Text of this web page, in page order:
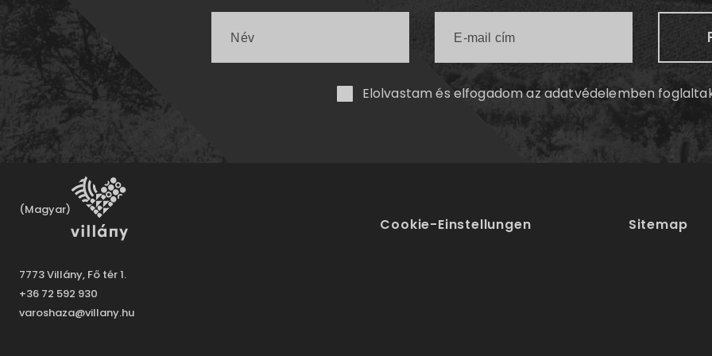
Elolvastam és elfogadom azadatvédelemben
(Magyar)
7773 Villány, Fő tér 1.
+36 72 592 930
varoshaza@villany.hu
Cookie-Einstellungen Sitemap